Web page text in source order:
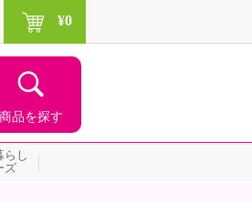
商品を探す
¥0
らし
ズ